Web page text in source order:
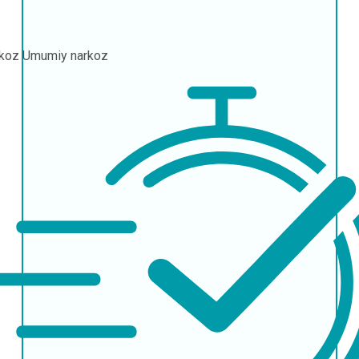
Umumiy narkoz